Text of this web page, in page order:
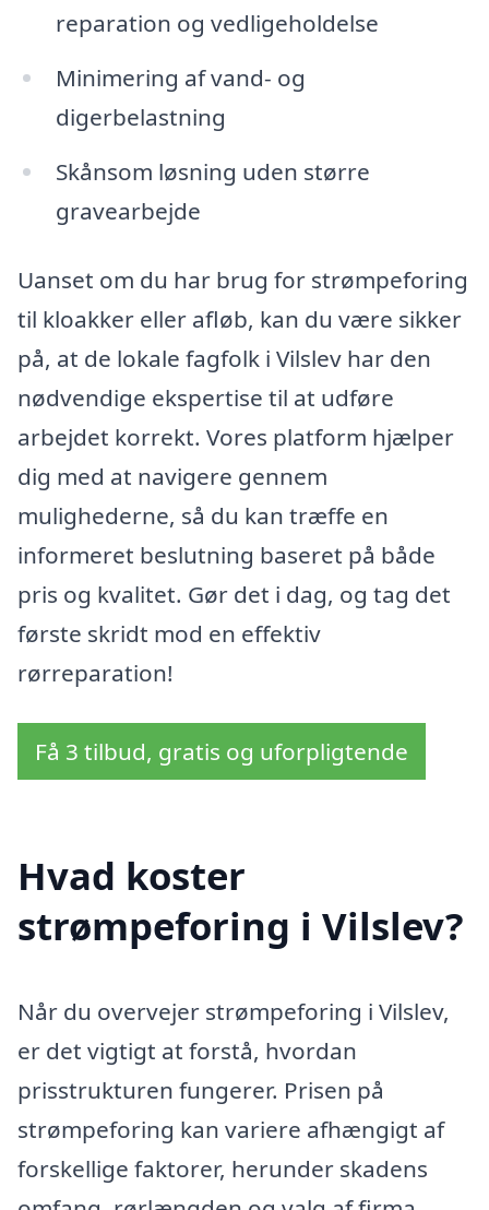
reparation og vedligeholdelse
Minimering af vand- og
digerbelastning
Skånsom løsning uden større
gravearbejde
Uanset om du har brug for strømpeforing
til kloakker eller afløb, kan du være sikker
på, at de lokale fagfolk i Vilslev har den
nødvendige ekspertise til at udføre
arbejdet korrekt. Vores platform hjælper
dig med at navigere gennem
mulighederne, så du kan træffe en
informeret beslutning baseret på både
pris og kvalitet. Gør det i dag, og tag det
første skridt mod en effektiv
rørreparation!
Få 3 tilbud, gratis og uforpligtende
Hvad koster
strømpeforing i Vilslev?
Når du overvejer strømpeforing i Vilslev,
er det vigtigt at forstå, hvordan
prisstrukturen fungerer. Prisen på
strømpeforing kan variere afhængigt af
forskellige faktorer, herunder skadens